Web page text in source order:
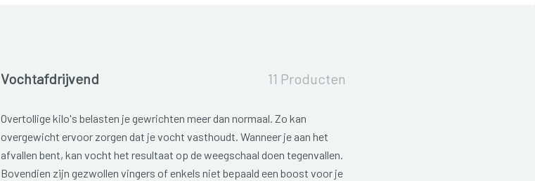
Vochtafdrijvend 11 Producten
Overtollige kilo's belasten je gewrichten meer dan normaal. Zo kan
overgewicht ervoor zorgen dat je vocht vasthoudt. Wanneer je aan het
afvallen bent, kan vocht het resultaat op de weegschaal doen tegenvallen.
Bovendien zijn gezwollen vingers of enkels niet bepaald een boost voor je